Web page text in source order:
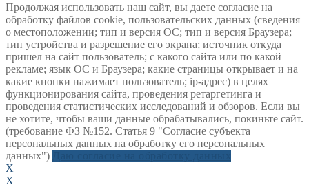
Продолжая использовать наш сайт, вы даете согласие на
обработку файлов cookie, пользовательских данных (сведения
о местоположении; тип и версия ОС; тип и версия Браузера;
тип устройства и разрешение его экрана; источник откуда
пришел на сайт пользователь; с какого сайта или по какой
рекламе; язык ОС и Браузера; какие страницы открывает и на
какие кнопки нажимает пользователь; ip-адрес) в целях
функционирования сайта, проведения ретаргетинга и
проведения статистических исследований и обзоров. Если вы
не хотите, чтобы ваши данные обрабатывались, покиньте сайт.
(требование ФЗ №152. Статья 9 "Согласие субъекта
персональных данных на обработку его персональных
данных")
X
X